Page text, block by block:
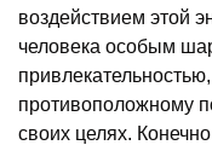
воздействием этой
человека особым
противоположному
своих целях.